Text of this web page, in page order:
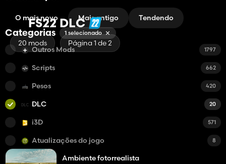
FS22 DLC
20 mods Página 1 de 2
O mais novo Mais antigo Tendendo
Categorias 1 selecionado
Outros Mods 1797
Scripts 662
Pesos 420
DLC 20
i3D 571
Atualizações do jogo 8
Ambiente fotorrealista